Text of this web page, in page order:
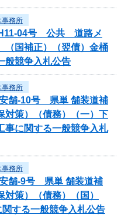
事務所
04号 公共 道路メ
（国補正）（翌債）金桶
競争入札公告
事務所
安舗-10号 県単 舗装道補
対策）（債務）（一）下
に関する一般競争入札
事務所
安舗-9号 県単 舗装道補
策）（債務）（国）
する一般競争入札公告